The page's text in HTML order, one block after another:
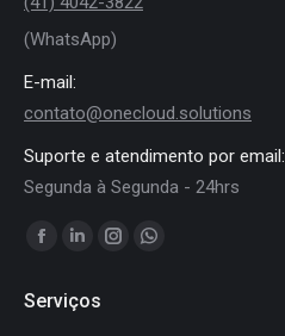
(WhatsApp)
E-mail:
contato@onecloud.solutions
Suporte e atendimento por email:
Segunda à Segunda - 24hrs
Encontre-nos em:
Facebook
opens
Linkedin
opens
InstagramWhatsapp
Serviços